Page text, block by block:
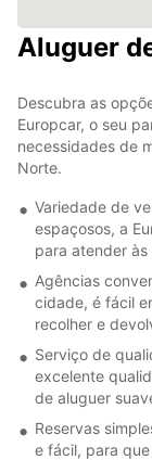
Aluguer
Descubra as
Europcar, o seu
necessidades de
Norte.
Variedade de
espaçosos, a
para atender
Agências
cidade, é fácil
recolher e
Serviço de
excelente
de aluguer
Reservas
e fácil, para